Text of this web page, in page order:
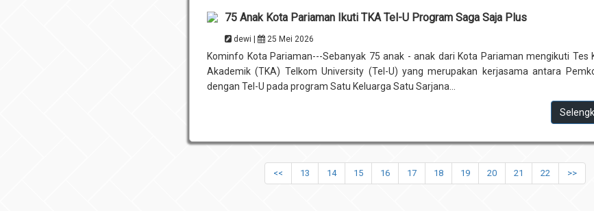
75 Anak Kota Pariaman Ikuti TKA Tel-U Program Saga Saja Plus
dewi | 25 Mei 2026
Kominfo Kota Pariaman---Sebanyak 75 anak - anak dari Kota Pariaman mengikuti Tes
Akademik (TKA) Telkom University (Tel-U) yang merupakan kerjasama antara
dengan Tel-U pada program Satu Keluarga Satu Sarjana...
<< 13 14 15 16 17 18 19 20 21 22 >>